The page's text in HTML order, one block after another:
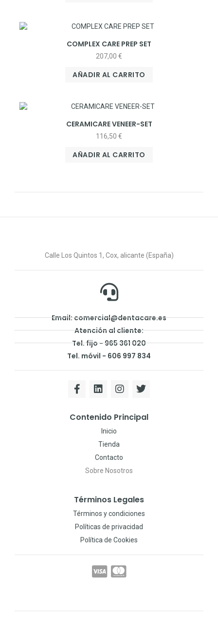
COMPLEX CARE PREP SET
207,00 €
AÑADIR AL CARRITO
CERAMICARE VENEER-SET
116,50 €
AÑADIR AL CARRITO
Calle Los Quintos 1, Cox, alicante (España)
Email: comercial@dentacare.es
Atención al cliente:
Tel. fijo - 965 361 020
Tel. móvil - 606 997 834
Contenido Principal
Inicio
Tienda
Contacto
Sobre Nosotros
Términos Legales
Términos y condiciones
Políticas de privacidad
Política de Cookies